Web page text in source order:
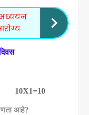
अध्ययन
10X1=10
आहे?